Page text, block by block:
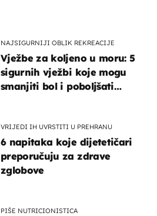
NAJSIGURNIJI OBLIK REKREACIJE
Vježbe za koljeno u moru: 5
sigurnih vježbi koje mogu
smanjiti bol i poboljšati
VRIJEDI IH UVRSTITI U PREHRANU
6 napitaka koje dijetetičari
preporučuju za zdrave
zglobove
PIŠE NUTRICIONISTICA